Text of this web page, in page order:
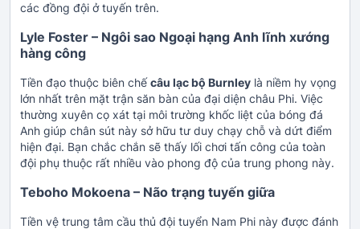
các đồng đội ở tuyến trên.
Lyle Foster – Ngôi sao Ngoại hạng Anh lĩnh xướng
hàng công
Tiền đạo thuộc biên chếcâu lạc bộ Burnley là niềm hy vọng
lớn nhất trên mặt trận săn bàn của đại diện châu Phi. Việc
thường xuyên cọ xát tại môi trường khốc liệt của bóng đá
Anh giúp chân sút này sở hữu tư duy chạy chỗ và dứt điểm
hiện đại. Bạn chắc chắn sẽ thấy lối chơi tấn công của toàn
đội phụ thuộc rất nhiều vào phong độ của trung phong này.
Teboho Mokoena – Não trạng tuyến giữa
Tiền vệ trung tâm cầu thủ đội tuyển Nam Phi này được đánh